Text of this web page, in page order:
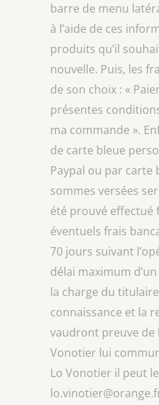
barre de menu
à l’aide de ces
produits qu’il
nouvelle. Puis, les
de son choix : «
présentes
ma commande ».
de carte bleue
Paypal ou par carte
sommes versées
été prouvé effectué
éventuels frais
70 jours suivant
délai maximum
la charge du
connaissance et la
vaudront preuve de
Vonotier lui
Lo Vonotier il peut